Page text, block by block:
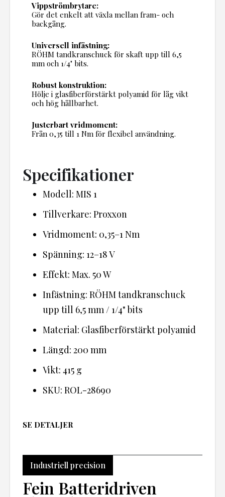
Vippströmbrytare:
Gör det enkelt att växla mellan fram- och
backgång.
Universell infästning:
RÖHM tandkranschuck för skaft upp till 6,5
mm och 1/4" bits.
Robust konstruktion:
Hölje i glasfiberförstärkt polyamid för låg vikt
och hög hållbarhet.
Justerbart vridmoment:
Från 0,35 till 1 Nm för flexibel användning.
Specifikationer
Modell: MIS 1
Tillverkare: Proxxon
Vridmoment: 0,35–1 Nm
Spänning: 12–18 V
Effekt: Max. 50 W
Infästning: RÖHM tandkranschuck
upp till 6,5 mm / 1/4" bits
Material: Glasfiberförstärkt polyamid
Längd: 200 mm
Vikt: 415 g
SKU: ROL-28690
SE DETALJER
Industriell precision
Fein Batteridriven